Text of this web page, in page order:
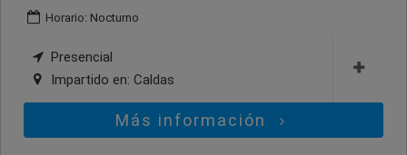
Horario: Nocturno
Presencial
Impartido en: Caldas
Más información